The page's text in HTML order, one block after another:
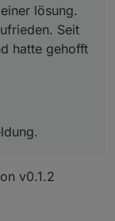
lösung.
Seit
hatte gehofft
v0.1.2